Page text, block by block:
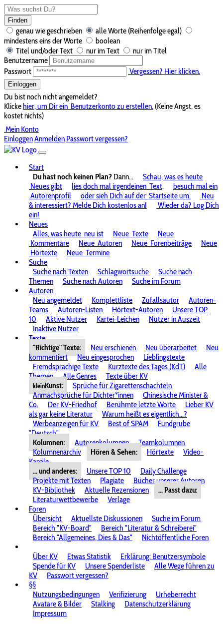
Finden
genau wie geschrieben
alle Worte (Reihenfolge egal)
mindestens eins der Worte
boolean
Titel und/oder Text
nur im Text
nur im Titel
Benutzername
Passwort
Vergessen? Hier klicken.
Einloggen
Du bist noch nicht angemeldet?
Klickehier, um Dir ein Benutzerkonto zu erstellen. (Keine Angst, es
kostet nichts)
Mein Konto
EinloggenAnmelden Passwort vergessen?
Start
Du hast noch keinen Plan? Dann...
Schau, was es heute
Neues gibt
lies doch mal irgendeinen Text,
besuch mal ein
Autorenprofil
oder sieh Dich auf der Startseite um.
Neu
& interessiert? Melde Dich kostenlos an!
Wieder da? Log Dich
ein!
Neues
Alles, was heute neu ist Neue Texte
Neue
Kommentare
Neue Autoren Neue Forenbeiträge
Neue
Hörtexte
Neue Termine
Suche
Suche nach Texten
Schlagwortsuche
Suche nach
Themen
Suche nach Autoren
Suche im Forum
Autoren
Neu angemeldet
Komplettliste Zufallsautor
Autoren-
Teams
Autoren-Listen Hörtext-Autoren
Unsere TOP
10
Aktive Nutzer Kartei-Leichen
Nutzer in Auszeit
Inaktive Nutzer
Texte
"Richtige" Texte:
Neu erschienen Neu überarbeitet
Neu
kommentiert
Neu eingesprochen
Lieblingstexte
Fremdsprachige Texte
Kurztexte des Tages (KdT)
Alle
Themen
Alle Genres Texte über KV
kleinKunst:
Sprüche für Zigarettenschachteln
Anmachsprüche für Dichter*innen
Chinesische Minister &
Co.
Der KV-Friedhof Berühmte letzte Worte
Lieber KV
als gar keine Literatur
Warum heißt es eigentlich...?
Werbeanzeigen für KV
Best of SPAM
Fundgrube
"Deutsch"
Kolumnen:
Autorenkolumnen
Teamkolumnen
Kolumnenarchiv
Hören & Sehen: Hörtexte
Video-
Kanäle
... und anderes:
Unsere TOP 10
Daily Challenge
Projekte mit Texten
Plagiate
Bücher unserer Autoren
KV-Bibliothek
Aktuelle Rezensionen
... Passt dazu:
Literaturwettbewerbe
Verlage
Foren
Übersicht
Aktuellste Diskussionen
Suche im Forum
Bereich "KV-Board"
Bereich "Literatur & Schreiberei"
Bereich "Allgemeines, Dies & Das"
Nichtöffentliche Foren
Über KV
Etwas Statistik
Erklärung: Benutzersymbole
Spende für KV
Unsere Spenderliste
Alle Wege führen zu
KV
Passwort vergessen?
§§
Nutzungsbedingungen
Verifizierung
Urheberrecht
Avatare & Bilder
Stalking
Datenschutzerklärung
Impressum